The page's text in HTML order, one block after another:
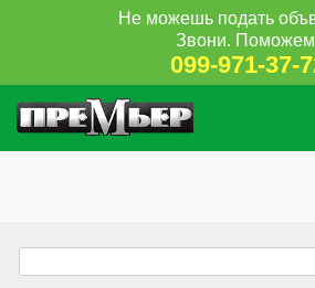
Не можешь подать
Звони.
099-971-37-